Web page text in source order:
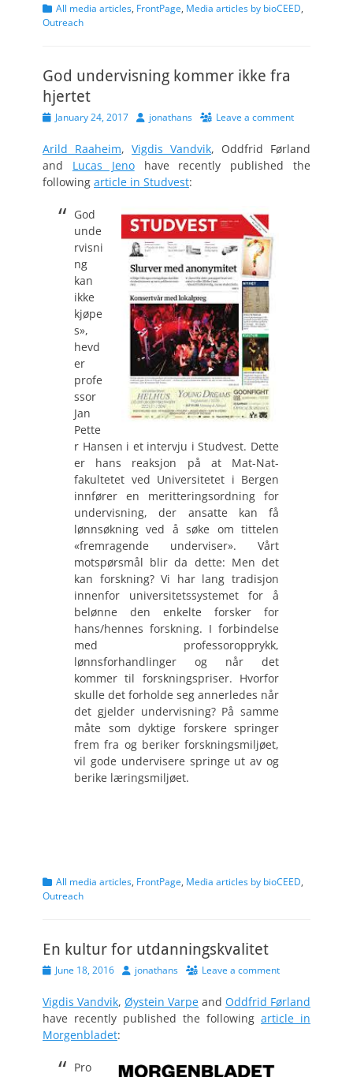
Categories
All media articles, FrontPage, Media articles by bioCEED,
Outreach
God undervisning kommer ikke fra
hjertet
Posted
January 24, 2017 Authorjonathans Leave a comment
Arild Raaheim, Vigdis Vandvik, Oddfrid Førland
and Lucas Jenohave recently published the
following article in Studvest:
God
unde
rvisni
ng
kan
ikke
kjøpe
s»,
hevd
er
profe
ssor
Jan
Pette
r Hansen i et intervju i Studvest. Dette
er hans reaksjon på at Mat-Nat-
fakultetet ved Universitetet i Bergen
innfører en meritteringsordning for
undervisning, der ansatte kan få
lønnsøkning ved å søke om tittelen
«fremragende underviser». Vårt
motspørsmål blir da dette: Men det
kan forskning? Vi har lang tradisjon
innenfor universitetssystemet for å
belønne den enkelte forsker for
hans/hennes forskning. I forbindelse
med professoropprykk,
lønnsforhandlinger og når det
kommer til forskningspriser. Hvorfor
skulle det forholde seg annerledes når
det gjelder undervisning? På samme
måte som dyktige forskere springer
frem fra og beriker forskningsmiljøet,
vil gode undervisere springe ut av og
berike læringsmiljøet.
Categories
All media articles, FrontPage, Media articles by bioCEED,
Outreach
En kultur for utdanningskvalitet
Posted
June 18, 2016 Authorjonathans Leave a comment
Vigdis Vandvik, Øystein Varpe and Oddfrid Førland
have recently published the following article in
Morgenbladet:
Pro